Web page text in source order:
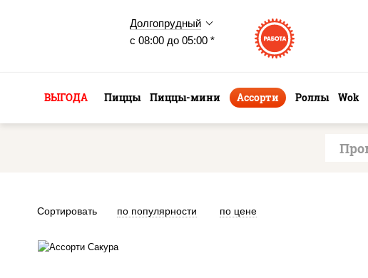
Долгопрудный
с 08:00 до 05:00 *
ВЫГОДА Пиццы Пиццы-мини Ассорти Роллы Wok
Сортировать по популярности по цене